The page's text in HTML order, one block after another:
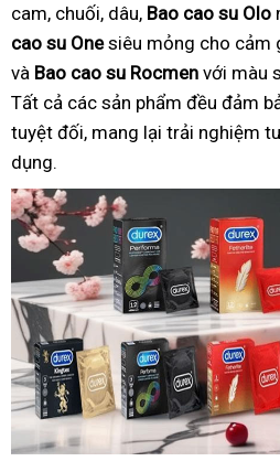
cam, chuối, dâu, Bao cao su Olo
cao su Onesiêu mỏng cho cảm
và Bao cao su Rocmen với màu
Tất cả các sản phẩm đều đảm
tuyệt đối, mang lại trải nghiệm
dụng.